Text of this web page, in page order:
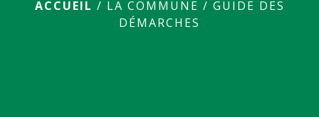
ACCUEIL / LA COMMUNE / GUIDE DES
DÉMARCHES